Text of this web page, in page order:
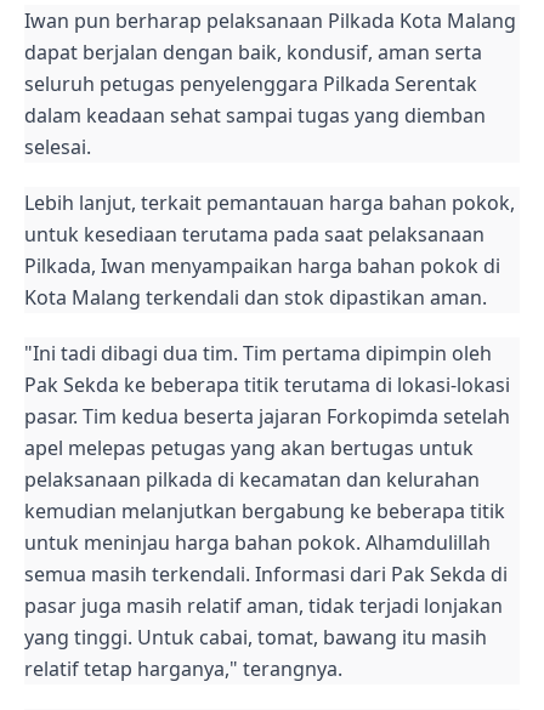
Iwan pun berharap pelaksanaan Pilkada Kota Malang
dapat berjalan dengan baik, kondusif, aman serta
seluruh petugas penyelenggara Pilkada Serentak
dalam keadaan sehat sampai tugas yang diemban
selesai.
Lebih lanjut, terkait pemantauan harga bahan pokok,
untuk kesediaan terutama pada saat pelaksanaan
Pilkada, Iwan menyampaikan harga bahan pokok di
Kota Malang terkendali dan stok dipastikan aman.
"Ini tadi dibagi dua tim. Tim pertama dipimpin oleh
Pak Sekda ke beberapa titik terutama di lokasi-lokasi
pasar. Tim kedua beserta jajaran Forkopimda setelah
apel melepas petugas yang akan bertugas untuk
pelaksanaan pilkada di kecamatan dan kelurahan
kemudian melanjutkan bergabung ke beberapa titik
untuk meninjau harga bahan pokok. Alhamdulillah
semua masih terkendali. Informasi dari Pak Sekda di
pasar juga masih relatif aman, tidak terjadi lonjakan
yang tinggi. Untuk cabai, tomat, bawang itu masih
relatif tetap harganya," terangnya.